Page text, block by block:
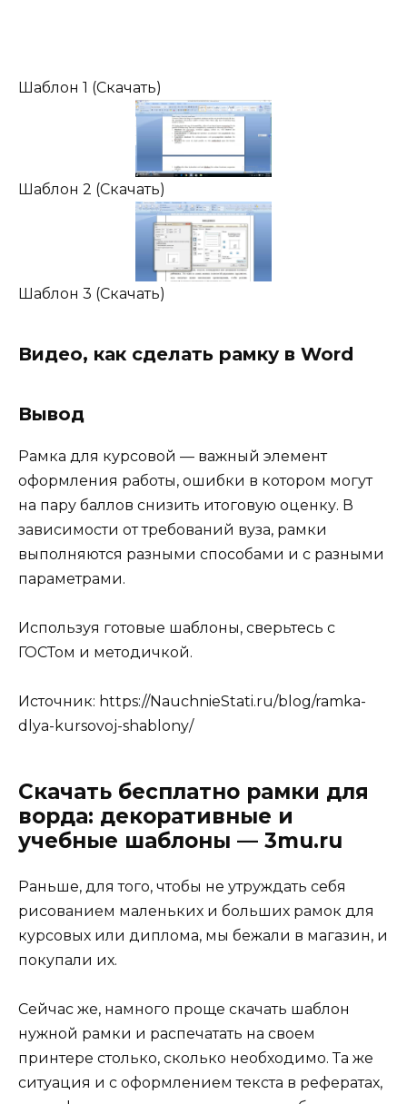
Шаблон 1 (Скачать)
Шаблон 2 (Скачать)
Шаблон 3 (Скачать)
Видео, как сделать рамку в Word
Вывод
Рамка для курсовой — важный элемент
оформления работы, ошибки в котором могут
на пару баллов снизить итоговую оценку. В
зависимости от требований вуза, рамки
выполняются разными способами и с разными
параметрами.
Используя готовые шаблоны, сверьтесь с
ГОСТом и методичкой.
Источник: https://NauchnieStati.ru/blog/ramka-
dlya-kursovoj-shablony/
Скачать бесплатно рамки для
ворда: декоративные и
учебные шаблоны — 3mu.ru
Раньше, для того, чтобы не утруждать себя
рисованием маленьких и больших рамок для
курсовых или диплома, мы бежали в магазин, и
покупали их.
Сейчас же, намного проще скачать шаблон
нужной рамки и распечатать на своем
принтере столько, сколько необходимо. Та же
ситуация и с оформлением текста в рефератах,